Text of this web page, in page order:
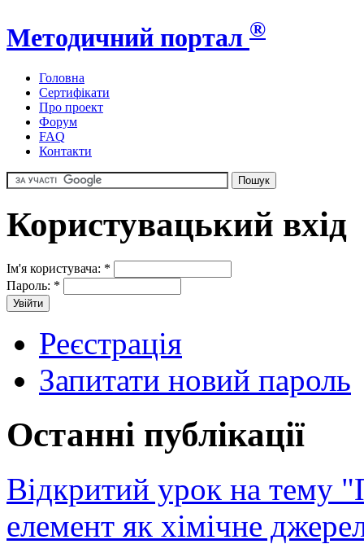
Методичний портал ®
Головна
Сертифікати
Про проект
Форум
FAQ
Контакти
Користувацький вхід
Ім'я користувача: *
Пароль: *
Реєстрація
Запитати новий пароль
Останні публікації
Відкритий урок на тему
елемент як хімічне